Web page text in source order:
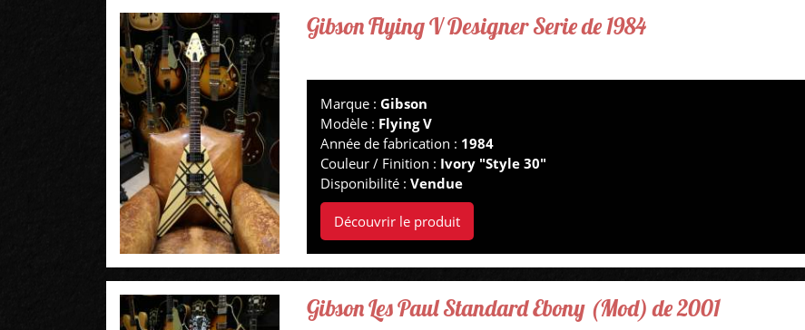
Gibson Flying V Designer Serie de 1984
Marque :Gibson
Modèle : Flying V
Année de fabrication : 1984
Couleur / Finition : Ivory "Style 30"
Disponibilité :Vendue
Découvrir le produit
Gibson Les Paul Standard Ebony (Mod) de 2001